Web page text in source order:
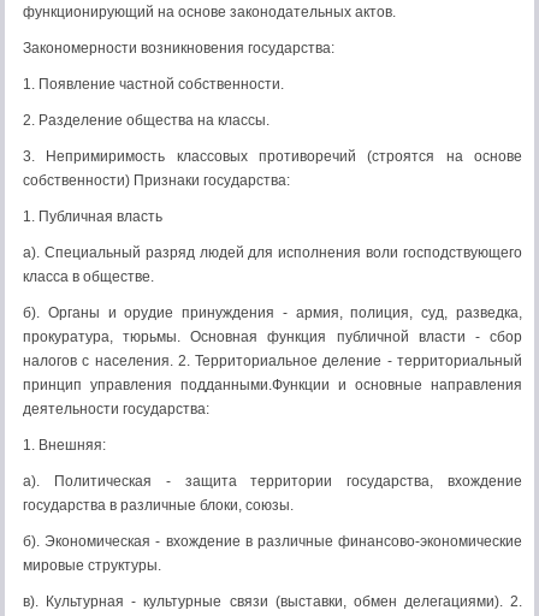
функционирующий на основе законодательных актов.
Закономерности возникновения государства:
1. Появление частной собственности.
2. Разделение общества на классы.
3. Непримиримость классовых противоречий (строятся на основе
собственности) Признаки государства:
1. Публичная власть
а). Специальный разряд людей для исполнения воли господствующего
класса в обществе.
б). Органы и орудие принуждения - армия, полиция, суд, разведка,
прокуратура, тюрьмы. Основная функция публичной власти - сбор
налогов с населения. 2. Территориальное деление - территориальный
принцип управления подданными.Функции и основные направления
деятельности государства:
1. Внешняя:
а). Политическая - защита территории государства, вхождение
государства в различные блоки, союзы.
б). Экономическая - вхождение в различные финансово-экономические
мировые структуры.
в). Культурная - культурные связи (выставки, обмен делегациями). 2.